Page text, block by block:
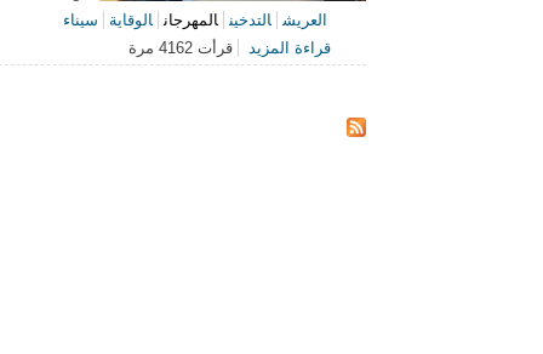
العريش التدخين المهرجان الوقاية
سيناء
قراءة المزيدحول مهرجان لا للتدخين بمشاركة 500 شاب من مراكز الشباب والجمعيات بسيناء
قرأت 4162 مرة